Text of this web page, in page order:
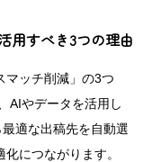
用すべき3つの理由
マッチ削減」の3つ
AIやデータを活用し
適な出稿先を自動選
につながります。